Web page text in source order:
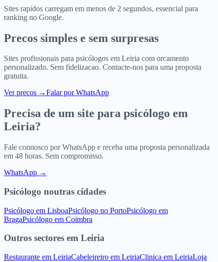
Sites rapidos carregam em menos de 2 segundos, essencial para
ranking no Google.
Precos simples e sem surpresas
Sites profissionais para psicólogos em Leiria com orcamento
personalizado. Sem fidelizacao. Contacte-nos para uma proposta
gratuita.
Ver precos →Falar por WhatsApp
Precisa de um site para psicólogo em
Leiria?
Fale connosco por WhatsApp e receba uma proposta personalizada
em 48 horas. Sem compromisso.
WhatsApp →
Psicólogo noutras cidades
Psicólogo em LisboaPsicólogo no PortoPsicólogo em
BragaPsicólogo em Coimbra
Outros sectores em Leiria
Restaurante em LeiriaCabeleireiro em LeiriaClinica em LeiriaLoja